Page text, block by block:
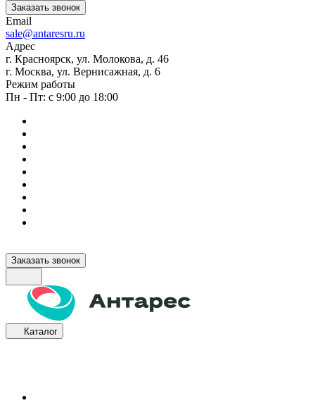
Заказать звонок
Email
sale@antaresru.ru
Адрес
г. Красноярск, ул. Молокова, д. 46
г. Москва, ул. Вернисажная, д. 6
Режим работы
Пн - Пт: с 9:00 до 18:00
Заказать звонок
Каталог